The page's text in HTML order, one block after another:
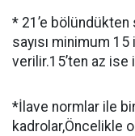
* 21’e
sayısı minimum
verilir.15’ten az
*İlave normlar ile
kadrolar,Öncelikle